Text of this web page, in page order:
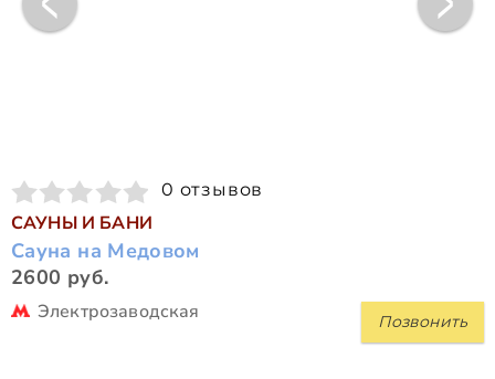
0 отзывов
САУНЫ И БАНИ
Сауна на Медовом
2600 руб.
Позвонить
Электрозаводская